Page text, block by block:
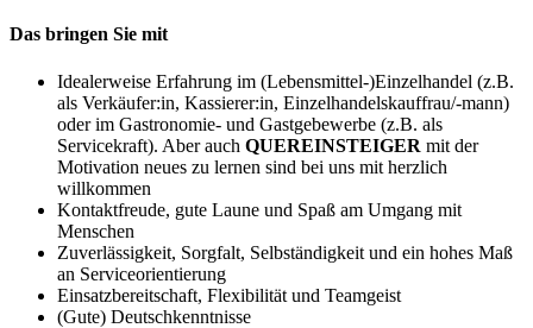
Das bringen Sie mit
Idealerweise Erfahrung im (Lebensmittel-)Einzelhandel (z.B.
als Verkäufer:in, Kassierer:in, Einzelhandelskauffrau/-mann)
oder im Gastronomie- und Gastgebewerbe (z.B. als
Servicekraft). Aber auch QUEREINSTEIGER mit der
Motivation neues zu lernen sind bei uns mit herzlich
willkommen
Kontaktfreude, gute Laune und Spaß am Umgang mit
Menschen
Zuverlässigkeit, Sorgfalt, Selbständigkeit und ein hohes Maß
an Serviceorientierung
Einsatzbereitschaft, Flexibilität und Teamgeist
(Gute) Deutschkenntnisse